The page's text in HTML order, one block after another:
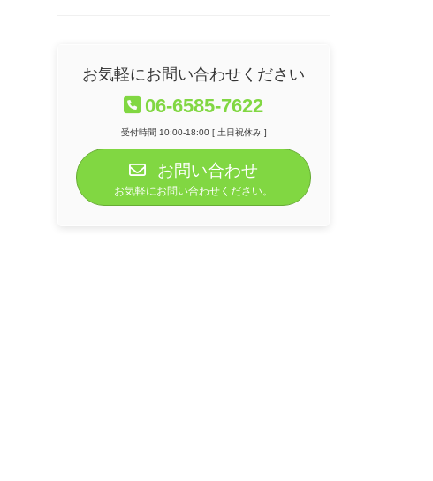
お気軽にお問い合わせください
06-6585-7622
受付時間 10:00-18:00 [ 土日祝休み ]
お問い合わせ
お気軽にお問い合わせください。